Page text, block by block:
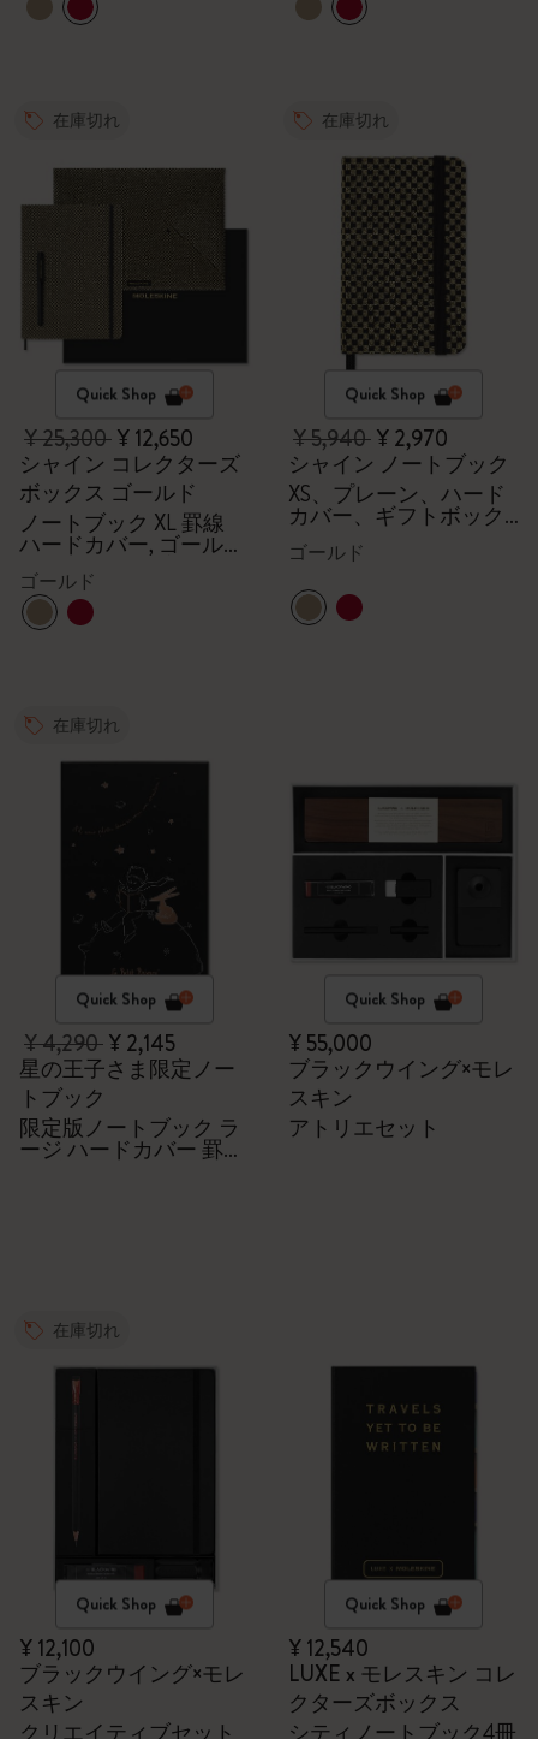
在庫切れ
Quick Shop
¥ 25,300¥ 12,650
シャイン コレクターズ
ボックス ゴールド
ノートブック XL 罫線
ハードカバー, ゴールド
エンヴェロープ,
Kaweco（カヴェコ）万
年筆（ブラック）
ゴールド
在庫切れ
Quick Shop
¥ 5,940¥ 2,970
シャイン ノートブック
XS、プレーン、ハード
カバー、ギフトボック
ス付、ゴールド
ゴールド
在庫切れ
Quick Shop
¥ 4,290¥ 2,145
星の王子さま限定ノー
トブック
限定版ノートブック ラ
ージ ハードカバー 罫線
Quick Shop
¥ 55,000
ブラックウイング×モレ
スキン
アトリエセット
在庫切れ
Quick Shop
¥ 12,100
ブラックウイング×モレ
スキン
Quick Shop
¥ 12,540
LUXE x モレスキン コレ
クターズボックス